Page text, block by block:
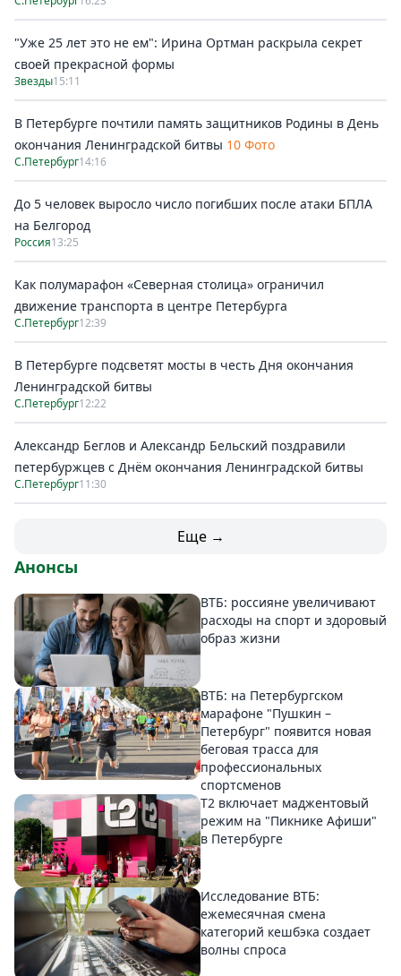
"Уже 25 лет это не ем": Ирина Ортман раскрыла секрет
своей прекрасной формы
Звезды15:11
В Петербурге почтили память защитников Родины в День
окончания Ленинградской битвы 10 Фото
С.Петербург14:16
До 5 человек выросло число погибших после атаки БПЛА
на Белгород
Россия13:25
Как полумарафон «Северная столица» ограничил
движение транспорта в центре Петербурга
С.Петербург12:39
В Петербурге подсветят мосты в честь Дня окончания
Ленинградской битвы
С.Петербург12:22
Александр Беглов и Александр Бельский поздравили
петербуржцев с Днём окончания Ленинградской битвы
С.Петербург11:30
Еще →
Анонсы
ВТБ: россияне увеличивают
расходы на спорт и здоровый
образ жизни
ВТБ: на Петербургском
марафоне "Пушкин –
Петербург" появится новая
беговая трасса для
профессиональных
спортсменов
Т2 включает маджентовый
режим на "Пикнике Афиши"
в Петербурге
Исследование ВТБ:
ежемесячная смена
категорий кешбэка создает
волны спроса